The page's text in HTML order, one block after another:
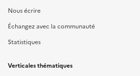
Nous écrire
Échangez avec la communauté
Statistiques
Verticales thématiques